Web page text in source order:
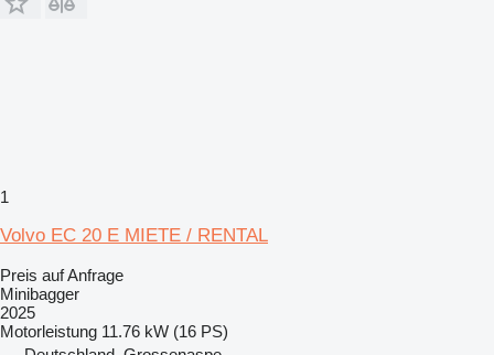
1
Volvo EC 20 E MIETE / RENTAL
Preis auf Anfrage
Minibagger
2025
Motorleistung 11.76 kW (16 PS)